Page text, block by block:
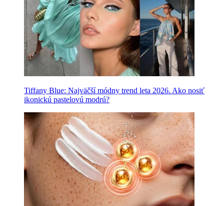
Tiffany Blue: Najväčší módny trend leta 2026. Ako nosiť
ikonickú pastelovú modrú?